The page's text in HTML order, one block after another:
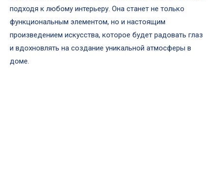
подходя к любому интерьеру. Она станет не только
функциональным элементом, но и настоящим
произведением искусства, которое будет радовать глаз
и вдохновлять на создание уникальной атмосферы в
доме.